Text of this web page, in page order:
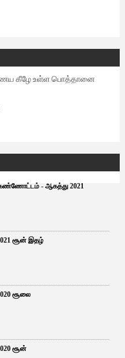
கீழே உள்ள பொத்தானை
கண்ணோட்டம் - ஆகத்து 2021
சூன் இதழ்
சூலை
சூன்